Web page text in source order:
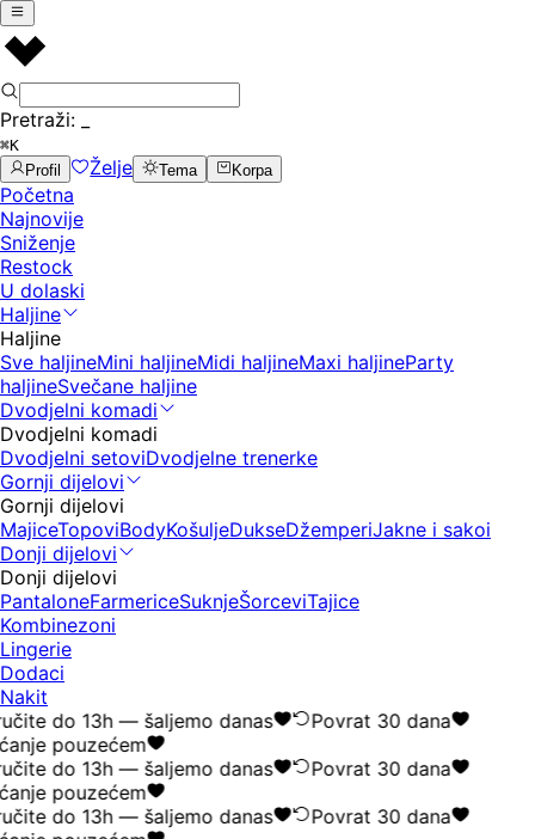
Pretraži:
⌘K
Profil
Želje Tema Korpa
Početna
Najnovije
Sniženje
Restock
U dolaski
Haljine
Haljine
Sve haljineMini haljineMidi haljineMaxi haljineParty
haljineSvečane haljine
Dvodjelni komadi
Dvodjelni komadi
Dvodjelni setoviDvodjelne trenerke
Gornji dijelovi
Gornji dijelovi
MajiceTopoviBodyKošuljeDukseDžemperiJakne i sakoi
Donji dijelovi
Donji dijelovi
PantaloneFarmericeSuknjeŠorceviTajice
Kombinezoni
Lingerie
Dodaci
Nakit
do 13h — šaljemo danas
Povrat 30 dana
pouzećem
do 13h — šaljemo danas
Povrat 30 dana
pouzećem
do 13h — šaljemo danas
Povrat 30 dana